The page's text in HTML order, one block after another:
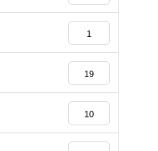
1
19
10